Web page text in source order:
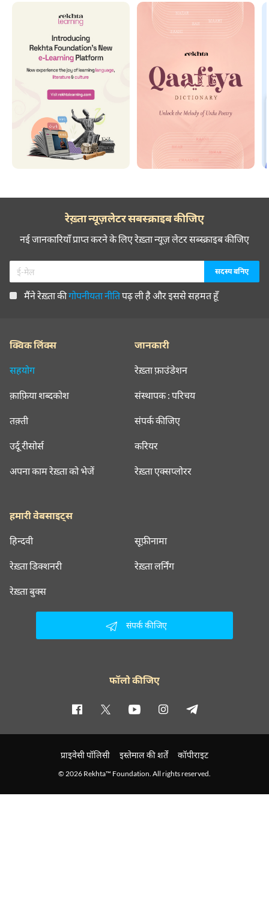
रेख़्ता न्यूज़लेटर सबस्क्राइब कीजिए
नई जानकारियाँ प्राप्त करने के लिए रेख़्ता न्यूज़ लेटर सब्स्क्राइब कीजिए
मैंने रेख़्ता कीगोपनीयता नीतिपढ़ ली है और इससे सहमत हूँ
क्विक लिंक्स
सहयोग
क़ाफ़िया शब्दकोश
तक़्ती
उर्दू रीसोर्स
अपना काम रेख़्ता को भेजें
जानकारी
रेख़्ता फ़ाउंडेशन
संस्थापक : परिचय
संपर्क कीजिए
करियर
रेख़्ता एक्सप्लोरर
हमारी वेबसाइट्स
हिन्दवी सूफ़ीनामा
रेख़्ता डिक्शनरी रेख़्ता लर्निंग
रेख़्ता बुक्स
संपर्क कीजिए
फॉलो कीजिए
प्राइवेसी पॉलिसी इस्तेमाल की शर्तें कॉपीराइट
© 2026 Rekhta™ Foundation. All rights reserved.